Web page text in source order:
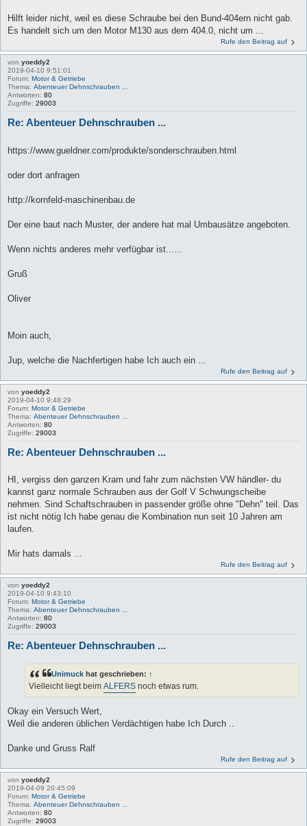
Hilft leider nicht, weil es diese Schraube bei den Bund-404ern nicht gab.
Es handelt sich um den Motor M130 aus dem 404.0, nicht um ...
Rufe den Beitrag auf
von yoeddy2
2019-04-10 9:51:01
Forum: Motor & Getriebe
Thema: Abenteuer Dehnschrauben ...
Antworten: 80
Zugriffe: 29003
Re: Abenteuer Dehnschrauben ...
https://www.gueldner.com/produkte/sonderschrauben.html
oder dort anfragen
http://kornfeld-maschinenbau.de
Der eine baut nach Muster, der andere hat mal Umbausätze angeboten.
Wenn nichts anderes mehr verfügbar ist......
Gruß
Oliver
Moin auch,
Jup, welche die Nachfertigen habe Ich auch ein ...
Rufe den Beitrag auf
von yoeddy2
2019-04-10 9:48:29
Forum: Motor & Getriebe
Thema: Abenteuer Dehnschrauben ...
Antworten: 80
Zugriffe: 29003
Re: Abenteuer Dehnschrauben ...
HI, vergiss den ganzen Kram und fahr zum nächsten VW händler- du
kannst ganz normale Schrauben aus der Golf V Schwungscheibe
nehmen. Sind Schaftschrauben in passender größe ohne "Dehn" teil. Das
ist nicht nötig Ich habe genau die Kombination nun seit 10 Jahren am
laufen.
Mir hats damals ...
Rufe den Beitrag auf
von yoeddy2
2019-04-10 9:43:10
Forum: Motor & Getriebe
Thema: Abenteuer Dehnschrauben ...
Antworten: 80
Zugriffe: 29003
Re: Abenteuer Dehnschrauben ...
Unimuck hat geschrieben: ↑
Vielleicht liegt beim ALFERS noch etwas rum.
Okay ein Versuch Wert,
Weil die anderen üblichen Verdächtigen habe Ich Durch ..
Danke und Gruss Ralf
Rufe den Beitrag auf
von yoeddy2
2019-04-09 20:45:09
Forum: Motor & Getriebe
Thema: Abenteuer Dehnschrauben ...
Antworten: 80
Zugriffe: 29003